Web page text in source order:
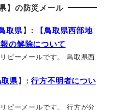
】の防災メール
取県】:
【鳥取県西部地
の解除について
ピーメールです。 鳥取県西
県】:行方不明者につい
ピーメールです。 行方が分